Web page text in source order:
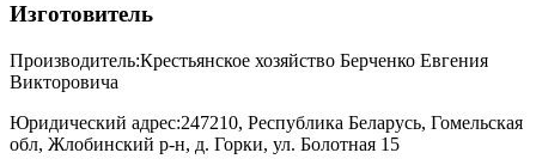
Изготовитель
Производитель:Крестьянское хозяйство Берченко Евгения
Викторовича
Юридический адрес:247210, Республика Беларусь, Гомельская
обл, Жлобинский р-н, д. Горки, ул. Болотная 15